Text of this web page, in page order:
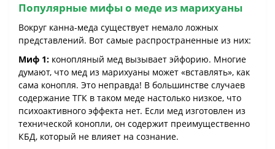
Популярные мифы о меде из марихуаны
Вокруг канна-меда существует немало ложных
представлений. Вот самые распространенные из них:
Миф 1: конопляный мед вызывает эйфорию. Многие
думают, что мед из марихуаны может «вставлять», как
сама конопля. Это неправда! В большинстве случаев
содержание ТГК в таком меде настолько низкое, что
психоактивного эффекта нет. Если мед изготовлен из
технической конопли, он содержит преимущественно
КБД, который не влияет на сознание.